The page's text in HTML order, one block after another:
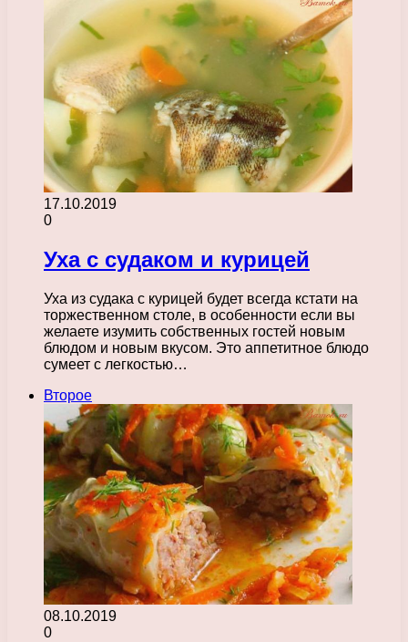
17.10.2019
0
Уха с судаком и курицей
Уха из судака с курицей будет всегда кстати на
торжественном столе, в особенности если вы
желаете изумить собственных гостей новым
блюдом и новым вкусом. Это аппетитное блюдо
сумеет с легкостью…
Второе
08.10.2019
0